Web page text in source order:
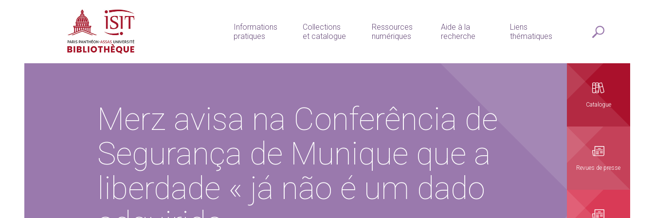
Informations
pratiques
Collections
et catalogue
Ressources
numériques
Aide à la
recherche
Liens
thématiques
Merz avisa na Conferência de
Segurança de Munique que a
liberdade « já não é um dado
Catalogue
Revues de presse